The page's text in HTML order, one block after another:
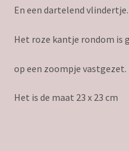
En een dartelend vlindertje.
Het roze kantje rondom is
op een zoompje vastgezet.
Het is de maat 23 x 23 cm